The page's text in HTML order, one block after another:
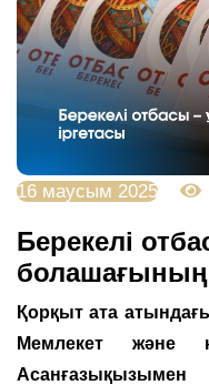
16 маусым 2025
Берекелі
болашағының
Қорқыт ата
Мемлекет және